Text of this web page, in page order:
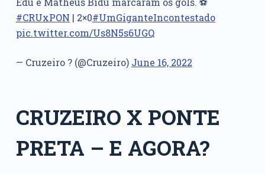
#CRUxPON | 2×0#UmGiganteIncontestado
pic.twitter.com/Us8N5s6UGQ
— Cruzeiro ? (@Cruzeiro) June 16, 2022
CRUZEIRO X PONTE
PRETA – E AGORA?